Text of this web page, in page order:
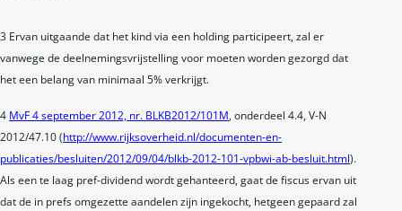
3 Ervan uitgaande dat het kind via een holding participeert, zal er
vanwege de deelnemingsvrijstelling voor moeten worden gezorgd dat
het een belang van minimaal 5% verkrijgt.
4 MvF 4 september 2012, nr. BLKB2012/101M, onderdeel 4.4, V-N
2012/47.10 (http://www.rijksoverheid.nl/documenten-en-
publicaties/besluiten/2012/09/04/blkb-2012-101-vpbwi-ab-besluit.html).
Als een te laag pref-dividend wordt gehanteerd, gaat de fiscus ervan uit
dat de in prefs omgezette aandelen zijn ingekocht, hetgeen gepaard zal